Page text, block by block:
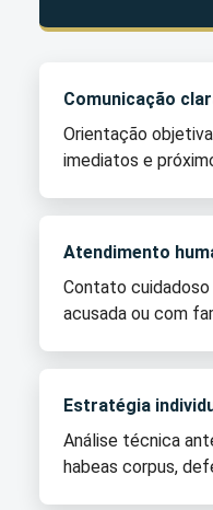
Comunicação
Orientação
imediatos e
Atendimento
Contato
acusada ou com
Estratégia
Análise técnica
habeas corpus,